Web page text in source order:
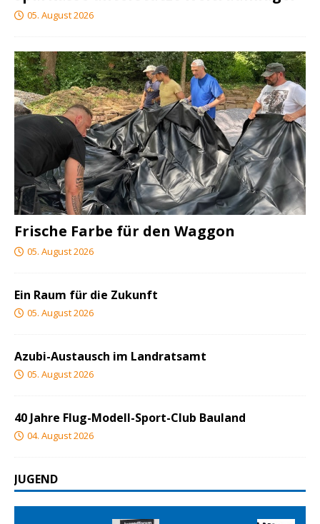
05. August 2026
Frische Farbe für den Waggon
05. August 2026
Ein Raum für die Zukunft
05. August 2026
Azubi-Austausch im Landratsamt
05. August 2026
40 Jahre Flug-Modell-Sport-Club Bauland
04. August 2026
JUGEND